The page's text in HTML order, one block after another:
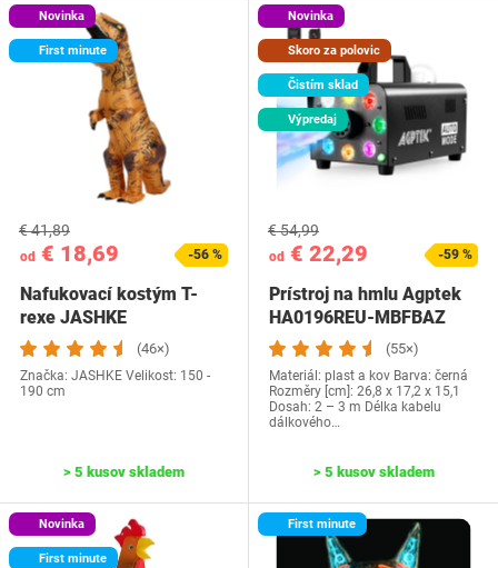
Novinka
First minute
od € 18,69
€ 41,89
-56 %
Nafukovací kostým T-
rexe JASHKE
(46×)
Značka: JASHKE Velikost: 150 -
190 cm
> 5 kusov skladem
Novinka
Skoro za polovic
Čistím sklad
Výpredaj
od € 22,29
€ 54,99
-59 %
Prístroj na hmlu Agptek
‎HA0196REU-MBFBAZ
(55×)
Materiál: plast a kov Barva: černá
Rozměry [cm]: 26,8 x 17,2 x 15,1
Dosah: 2 – 3 m Délka kabelu
dálkového…
> 5 kusov skladem
Novinka
First minute
First minute